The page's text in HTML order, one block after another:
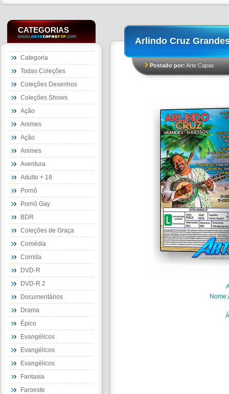
CATEGORIAS
Categoria
Todas Coleções
Coleções Desenhos
Coleções Shows
Ação
Animes
Ação
Animes
Aventura
Adulto + 18
Pornô
Pornô Gay
BDR
Coleções de Graça
Comédia
Corrida
DVD-R
DVD-R 2
Documentários
Drama
Épico
Evangélicos
Evangélicos
Evangélicos
Fantasia
Faroeste
Arlindo Cruz
Postado por:Arte Capas
Nome: